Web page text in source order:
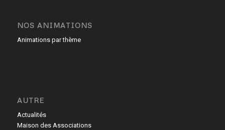
NOS ANIMATIONS
Animations par thème
AUTRE
Actualités
Maison des Associations